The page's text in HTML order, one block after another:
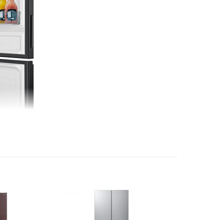
x 1780 (R x S x C) (mm)
lạnh không khác một tác phẩm nghệ thuật thực sự.
tăng thêm tính thẩm mỹ cho không gian bếp.